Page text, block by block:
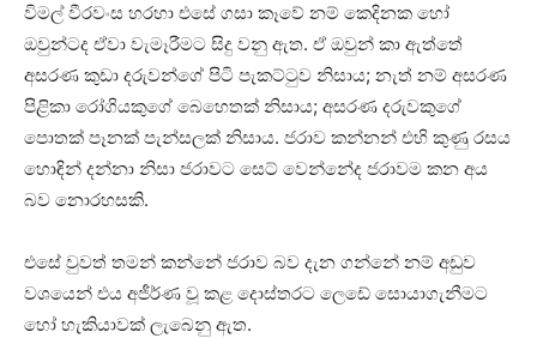
විමල් වීරවංස හරහා එසේ ගසා කෑවේ නම් කෙදිනක හෝ
ඔවුන්ටද ඒවා වැමෑරීමට සිදු වනු ඇත. ඒ ඔවුන් කා ඇත්තේ
අසරණ කුඩා දරුවන්ගේ පිටි පැකට්ටුව නිසාය; නැත් නම් අසරණ
පිළිකා රෝගියකුගේ බෙහෙතක් නිසාය; අසරණ දරුවකුගේ
පොතක් පෑනක් පැන්සලක් නිසාය. ජරාව කන්නන් එහි කුණු රසය
හොඳින් දන්නා නිසා ජරාවට සෙට් වෙන්නේද ජරාවම කන අය
බව නොරහසකි.
එසේ වුවත් තමන් කන්නේ ජරාව බව දැන ගන්නේ නම් අඩුව
වශයෙන් එය අජීර්ණ වූ කළ දොස්තරට ලෙඩේ සොයාගැනීමට
හෝ හැකියාවක් ලැබෙනු ඇත.